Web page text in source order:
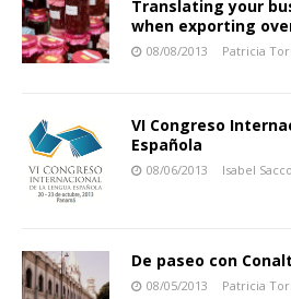
Translating your
when exporting
08/08/2013 Patricia
VI Congreso
Española
08/06/2013 Isabel
De paseo con
08/05/2013 Patricia